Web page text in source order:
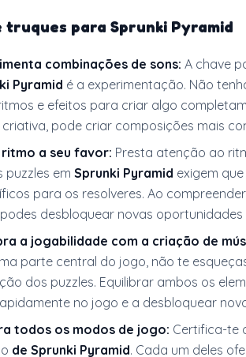
truques para Sprunki Pyramid
combinações de sons: A chave
Pyramid é a experimentação. Não
e efeitos para criar algo
pode criar composições mais
ritmo a seu favor: Presta atenção ao
puzzles em Sprunki Pyramid exigem
para os resolveres. Ao
desbloquear novas
a jogabilidade com a criação de
parte central do jogo, não te
dos puzzles. Equilibrar ambos os
no jogo e a desbloquear
todos os modos de jogo: Certifica-te
de Sprunki Pyramid. Cada um deles